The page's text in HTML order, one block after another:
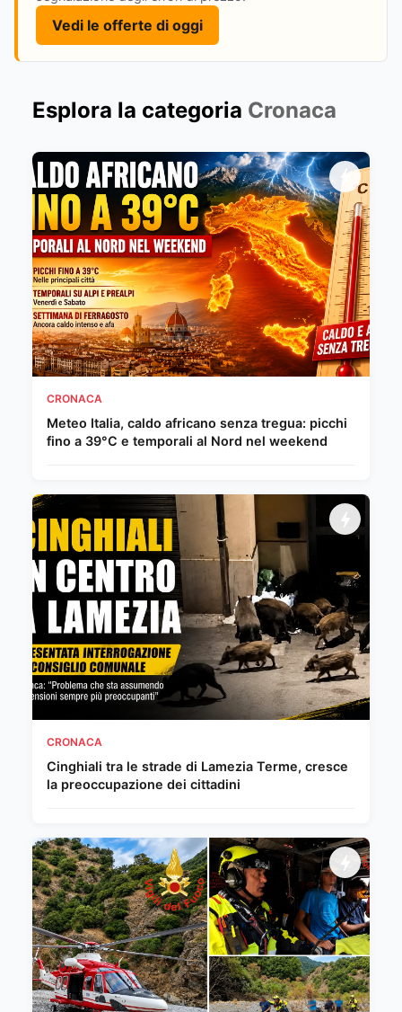
Vedi le offerte di oggi
Esplora la categoria Cronaca
CRONACA
Meteo Italia, caldo africano senza tregua: picchi
fino a 39°C e temporali al Nord nel weekend
CRONACA
Cinghiali tra le strade di Lamezia Terme, cresce
la preoccupazione dei cittadini